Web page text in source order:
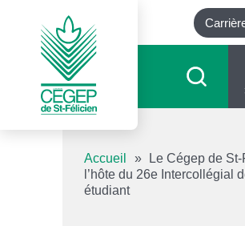
Augmenter le texte
Accueil »
Le Cégep de
l’hôte du 26e Intercollégial
étudiant